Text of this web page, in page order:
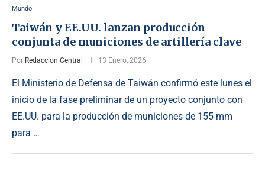
Mundo
Taiwán y EE.UU. lanzan producción
conjunta de municiones de artillería clave
Por Redaccion Central 13 Enero, 2026
El Ministerio de Defensa de Taiwán confirmó este lunes el
inicio de la fase preliminar de un proyecto conjunto con
EE.UU. para la producción de municiones de 155 mm
para …